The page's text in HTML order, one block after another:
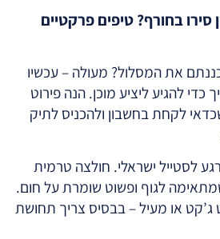
בחורף? טיפים פרקטיים
את המסלול? מעולה – עכשיו
כדי להגיע ליציע מוכן. הנה פירוט
לקחת בחשבון ולהכניס לתיק
לסטייל ישראלי. חולצה טרמית
לגוף ופשוט שומרת על חום.
ג’קט או מעיל – בבסיס צריך תחושת